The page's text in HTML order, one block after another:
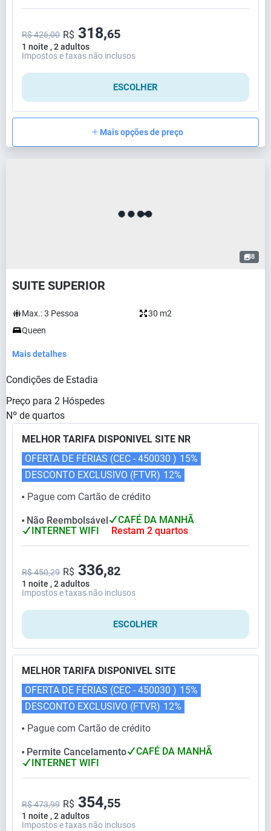
1 noite , 2 adultos
R$ 426,00 R$ 318,65
Impostos e taxas não inclusos
ESCOLHER
Mais opções de preço
8
SUITE SUPERIOR
Max.:3 Pessoa
30 m2
Queen
Mais detalhes
Condições de Estadia
Preço para 2 Hóspedes
Nº de quartos
MELHOR TARIFA DISPONIVEL SITE NR
⬤ Pague com Cartão de crédito
OFERTA DE FÉRIAS (CEC - 450030 ) 15%
DESCONTO EXCLUSIVO (FTVR) 12%
⬤ Não Reembolsável
CAFÉ DA MANHÃ
INTERNET WIFI
Restam 2 quartos
1 noite , 2 adultos
R$ 450,29 R$ 336,82
Impostos e taxas não inclusos
ESCOLHER
MELHOR TARIFA DISPONIVEL SITE
⬤ Pague com Cartão de crédito
OFERTA DE FÉRIAS (CEC - 450030 ) 15%
DESCONTO EXCLUSIVO (FTVR) 12%
⬤ Permite Cancelamento
CAFÉ DA MANHÃ
INTERNET WIFI
1 noite , 2 adultos
R$ 473,99 R$ 354,55
Impostos e taxas não inclusos